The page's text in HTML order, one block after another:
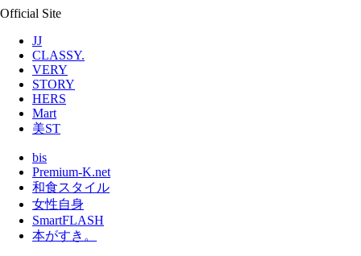
Official Site
JJ
CLASSY.
VERY
STORY
HERS
Mart
美ST
bis
Premium-K.net
和食スタイル
女性自身
SmartFLASH
本がすき。